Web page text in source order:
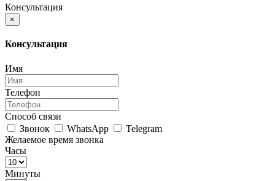
Консультация
×
Консультация
Имя
Телефон
Способ связи
Звонок
WhatsApp
Telegram
Желаемое время звонка
Часы
Минуты